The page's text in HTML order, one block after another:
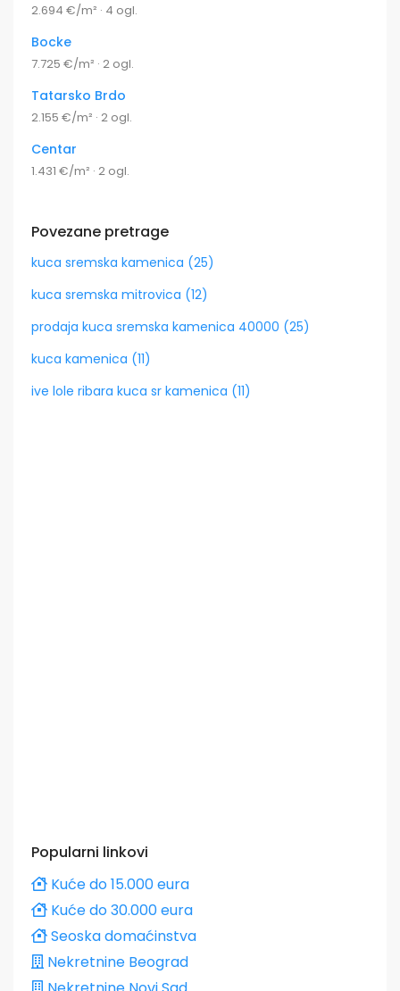
2.694 €/m² · 4 ogl.
Bocke
7.725 €/m² · 2 ogl.
Tatarsko Brdo
2.155 €/m² · 2 ogl.
Centar
1.431 €/m² · 2 ogl.
Povezane pretrage
kuca sremska kamenica (25)
kuca sremska mitrovica (12)
prodaja kuca sremska kamenica 40000 (25)
kuca kamenica (11)
ive lole ribara kuca sr kamenica (11)
Popularni linkovi
Kuće do 15.000 eura
Kuće do 30.000 eura
Seoska domaćinstva
Nekretnine Beograd